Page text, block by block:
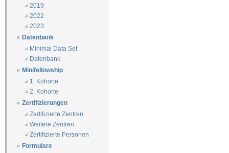
2019
2022
2023
Datenbank
Minimal Data Set
Datenbank
Minifellowship
1. Kohorte
2. Kohorte
Zertifizierungen
Zertifizierte Zentren
Weitere Zentren
Zertifizierte Personen
Formulare